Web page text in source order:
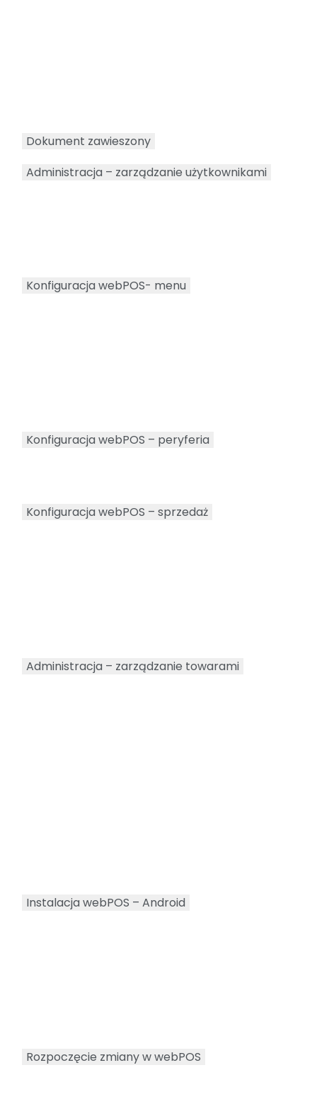
Dokument zawieszony
Administracja – zarządzanie użytkownikami
Konfiguracja webPOS- menu
Konfiguracja webPOS – peryferia
Konfiguracja webPOS – sprzedaż
Administracja – zarządzanie towarami
Instalacja webPOS – Android
Rozpoczęcie zmiany w webPOS